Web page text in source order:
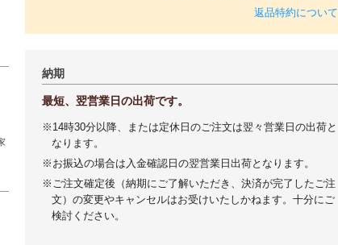
返品特約について
納期
最短、翌営業日の出荷です。
※14時30分以降、または定休日のご注文は翌々営業日の出荷と
なります。
※お振込の場合は入金確認日の翌営業日出荷となります。
※ご注文確定後（納期にご了解いただき、決済が完了したご注
文）の変更やキャンセルはお受けいたしかねます。十分にご
検討ください。